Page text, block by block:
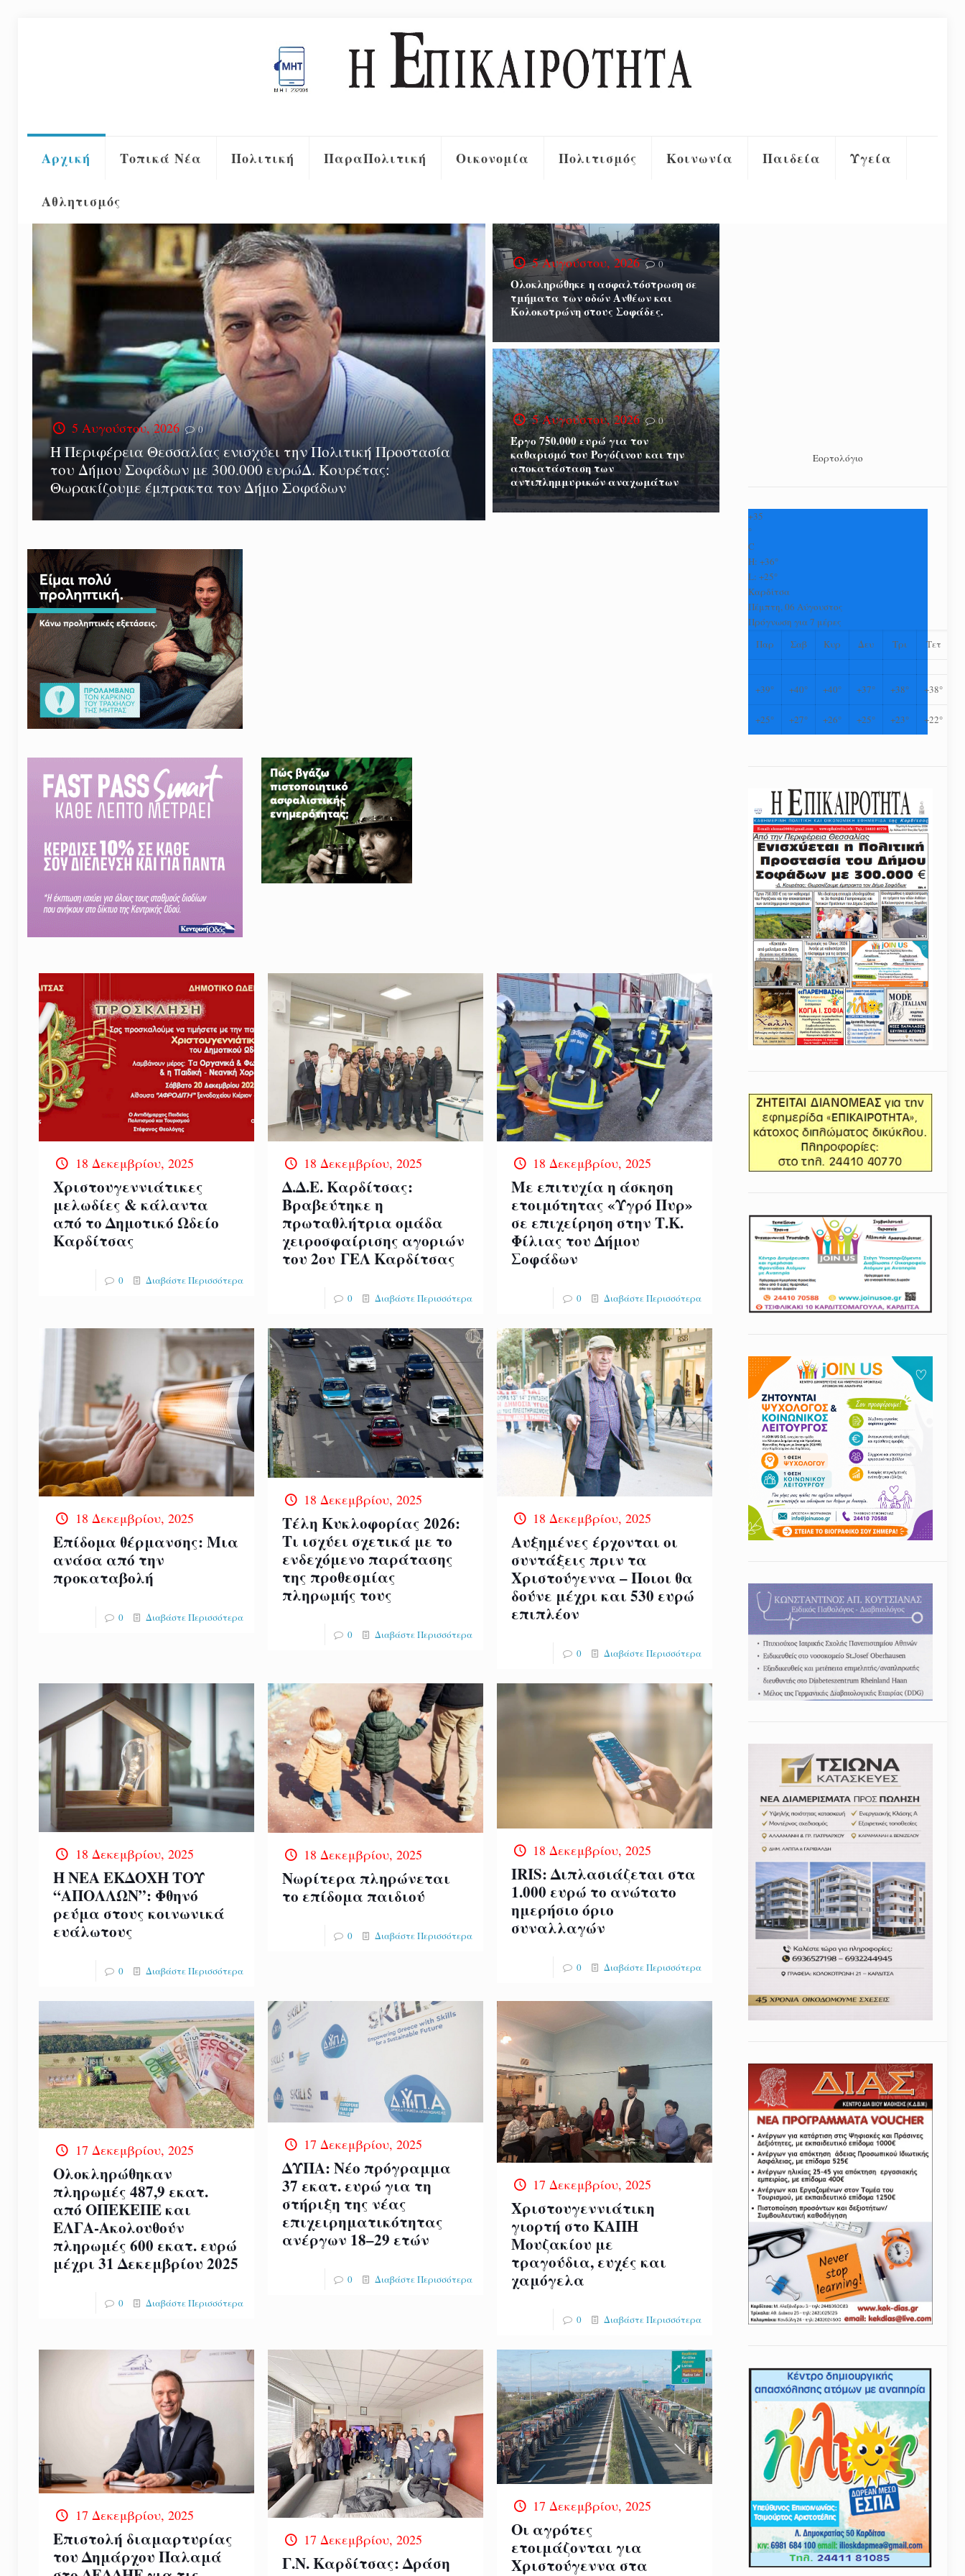
Αρχική Τοπικά Νέα Πολιτική ΠαραΠολιτική Οικονομία Πολιτισμός Κοινωνία Παιδεία Υγεία
Αθλητισμός
5 Αυγούστου, 2026 0
Η Περιφέρεια Θεσσαλίας ενισχύει την Πολιτική Προστασία
του Δήμου Σοφάδων με 300.000 ευρώΔ. Κουρέτας:
Θωρακίζουμε έμπρακτα τον Δήμο Σοφάδων
5 Αυγούστου, 2026 0
Ολοκληρώθηκε η ασφαλτόστρωση σε
τμήματα των οδών Ανθέων και
Κολοκοτρώνη στους Σοφάδες.
5 Αυγούστου, 2026 0
Έργο 750.000 ευρώ για τον
καθαρισμό του Ρογόζινου και την
αποκατάσταση των
αντιπλημμυρικών αναχωμάτων
18 Δεκεμβρίου, 2025
Χριστουγεννιάτικες
μελωδίες & κάλαντα
από το Δημοτικό Ωδείο
Καρδίτσας
0 Διαβάστε Περισσότερα
18 Δεκεμβρίου, 2025
Δ.Δ.Ε. Καρδίτσας:
Βραβεύτηκε η
πρωταθλήτρια ομάδα
χειροσφαίρισης αγοριών
του 2ου ΓΕΛ Καρδίτσας
0 Διαβάστε Περισσότερα
18 Δεκεμβρίου, 2025
Με επιτυχία η άσκηση
ετοιμότητας «Υγρό Πυρ»
σε επιχείρηση στην Τ.Κ.
Φίλιας του Δήμου
Σοφάδων
0 Διαβάστε Περισσότερα
18 Δεκεμβρίου, 2025
Επίδομα θέρμανσης: Μια
ανάσα από την
προκαταβολή
0 Διαβάστε Περισσότερα
18 Δεκεμβρίου, 2025
Τέλη Κυκλοφορίας 2026:
Τι ισχύει σχετικά με το
ενδεχόμενο παράτασης
της προθεσμίας
πληρωμής τους
0 Διαβάστε Περισσότερα
18 Δεκεμβρίου, 2025
Αυξημένες έρχονται οι
συντάξεις πριν τα
Χριστούγεννα – Ποιοι θα
δούνε μέχρι και 530 ευρώ
επιπλέον
0 Διαβάστε Περισσότερα
18 Δεκεμβρίου, 2025
Η ΝΕΑ ΕΚΔΟΧΗ ΤΟΥ
“ΑΠΟΛΛΩΝ”: Φθηνό
ρεύμα στους κοινωνικά
ευάλωτους
0 Διαβάστε Περισσότερα
18 Δεκεμβρίου, 2025
Νωρίτερα πληρώνεται
το επίδομα παιδιού
0 Διαβάστε Περισσότερα
18 Δεκεμβρίου, 2025
IRIS: Διπλασιάζεται στα
1.000 ευρώ το ανώτατο
ημερήσιο όριο
συναλλαγών
0 Διαβάστε Περισσότερα
17 Δεκεμβρίου, 2025
Ολοκληρώθηκαν
πληρωμές 487,9 εκατ.
από ΟΠΕΚΕΠΕ και
ΕΛΓΑ-Ακολουθούν
πληρωμές 600 εκατ. ευρώ
μέχρι 31 Δεκεμβρίου 2025
0 Διαβάστε Περισσότερα
17 Δεκεμβρίου, 2025
ΔΥΠΑ: Νέο πρόγραμμα
37 εκατ. ευρώ για τη
στήριξη της νέας
επιχειρηματικότητας
ανέργων 18–29 ετών
0 Διαβάστε Περισσότερα
17 Δεκεμβρίου, 2025
Χριστουγεννιάτικη
γιορτή στο ΚΑΠΗ
Μουζακίου με
τραγούδια, ευχές και
χαμόγελα
0 Διαβάστε Περισσότερα
17 Δεκεμβρίου, 2025
Επιστολή διαμαρτυρίας
του Δημάρχου Παλαμά
17 Δεκεμβρίου, 2025
Γ.Ν. Καρδίτσας: Δράση
17 Δεκεμβρίου, 2025
Οι αγρότες
ετοιμάζονται για
Χριστούγεννα στα
Εορτολόγιο
+35
°
C
H:+36°
L:+25°
Καρδίτσα
Πέμπτη, 06 Αύγουστος
Πρόγνωση για 7 μέρες
Παρ
Σαβ Κυρ Δευ Τρι Τετ
+39° +40° +40° +37° +38° +38°
+25° +27° +26° +25° +23° +22°